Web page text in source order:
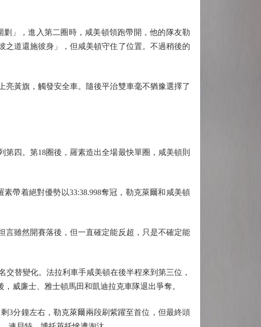
」，進入第二圈時，咸美頓領跑帶開，他的隊友勒
道還施彼身」，但咸美頓守住了位置。不過稍後的
黃旗，觸發安全車。隨後平治雙車毫不猶豫選擇了
四。第18圈後，羅素造出全場最快單圈，咸美頓則
帶着絕對優勢以33:38.998奪冠，勒克萊爾和咸美頓
雖然開賽落後，但一直確定能反超，只是不確定能
替變化。法拉利車手咸美頓在後半程來到第三位，
威廉士、雅士頓馬田和凱迪拉克車隊退出爭奪。
分鐘左右，勒克萊爾兩段刷紫躍至首位，但最終頭